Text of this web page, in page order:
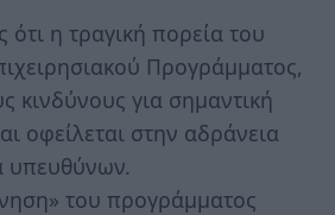
ότι η τραγική πορεία του
Προγράμματος,
κινδύνους για σημαντική
οφείλεται στην αδράνεια
υπευθύνων.
του προγράμματος